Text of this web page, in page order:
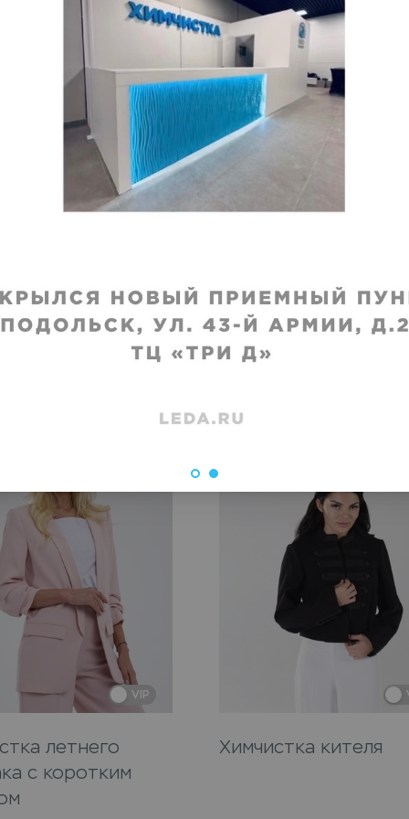
:
Вшивание молний
Молния в карманы
(текстиль)
Срок исполнения
от980 ₽
VIP
летнего
с коротким
Химчистка кителя